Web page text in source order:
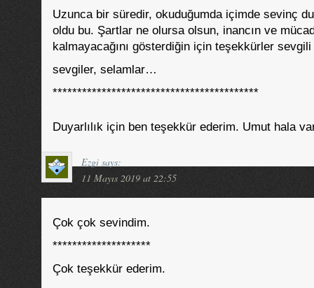
Uzunca bir süredir, okuduğumda içimde sevinç
oldu bu. Şartlar ne olursa olsun, inancın ve
kalmayacağını gösterdiğin için teşekkürler
sevgiler, selamlar…
******************************************
Duyarlılık için ben teşekkür ederim. Umut hala
Ezgi says:
11 Mayıs 2019 at 22:55
Çok çok sevindim.
********************
Çok teşekkür ederim.